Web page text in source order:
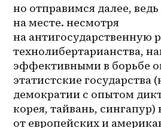
но отправимся далее, ведь
на месте. несмотря
на антигосударственную
технолибертарианства,
эффективными в борьбе
этатистские государства
демократии с опытом
корея, тайвань, сингапур)
от европейских и